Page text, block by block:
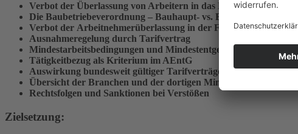
Verbot der Überlassung von Arbeitern in das ­Baugewerbe
Die Baubetriebeverordnung – Bauhaupt- vs. ­Baunebengewerbe
Verbot der Arbeitnehmerüberlassung in der Fleischwirtschaft
Ausnahmeregelung durch Tarifvertrag
Mindestarbeitsbedingungen und Mindestentgelte nach dem
Tätigkeitbezug als Kriterium im AEntG
Auswirkung bundesweit gültiger Tarifverträge im
Übersicht der Branchen und der dortigen
Rechtsfolgen und Sanktionen bei Verstößen
Zielsetzung: